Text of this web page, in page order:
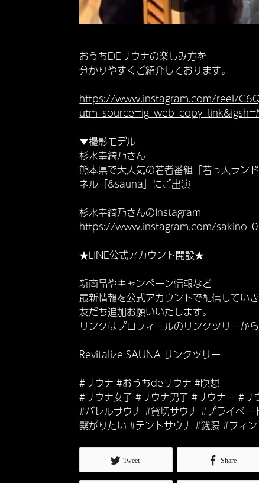
おうちDEサウナの楽しみ方を
分かりやすくご紹介しております。
https://www.instagram.com/reel/
▼撮影モデル
杉水幸綺乃さん
熊本県で大人気の若者番組「若っ人ラン
ネル「&sauna」にご出演
杉水幸綺乃さんのInstagram
https://www.instagram.com/
★LINE公式アカウント開設★
新商品やキャンペーン情報など
最新情報を公式アカウントで配信してい
友だち追加お願いいたします。
リンクはプロフィールのリンクツリーか
Revitalize SAUNA リンクツリー
#サウナ #おうちdeサウナ #瞑想
#サウナ女子 #サウナ男子 #サウナー #
#バレルサウナ #貸切サウナ #プライベ
繋がりたい #テントサウナ #銭湯 #フィ
Tweet Share